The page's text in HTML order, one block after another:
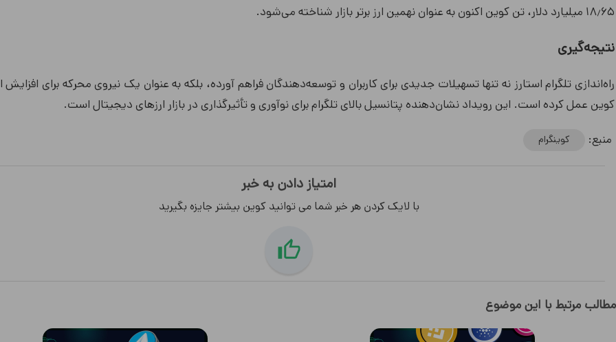
۱۸٫۶۵ میلیارد دلار، تن کوین اکنون به عنوان نهمین ارز برتر بازار شناخته می‌شود.
نتیجه‌گیری
راه‌اندازی تلگرام استارز نه تنها تسهیلات جدیدی برای کاربران و توسعه‌دهندگان فراهم آورده، بلکه به عنوان یک نیروی محرکه برای
کوین عمل کرده است. این رویداد نشان‌دهنده پتانسیل بالای تلگرام برای نوآوری و تأثیرگذاری در بازار ارزهای دیجیتال است.
منبع: کوینگرام
امتیاز دادن به خبر
با لایک کردن هر خبر شما می توانید کوین بیشتر جایزه بگیرید
مطالب مرتبط با این موضوع